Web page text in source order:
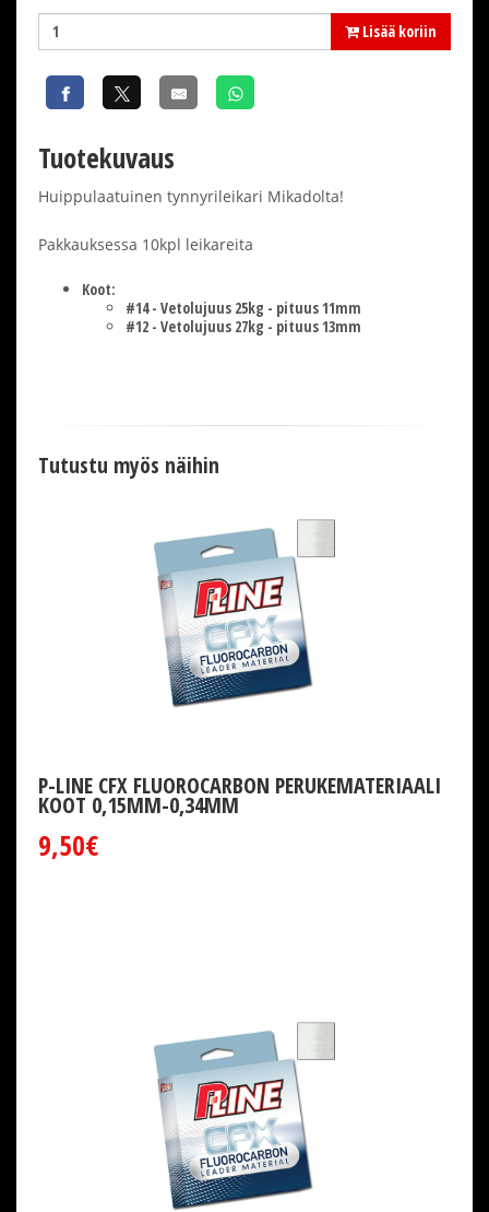
Lisää koriin
Tuotekuvaus
Huippulaatuinen tynnyrileikari Mikadolta!
Pakkauksessa 10kpl leikareita
Koot:
#14 - Vetolujuus 25kg - pituus 11mm
#12 - Vetolujuus 27kg - pituus 13mm
Tutustu myös näihin
P-LINE CFX FLUOROCARBON PERUKEMATERIAALI
KOOT 0,15MM-0,34MM
9,50€